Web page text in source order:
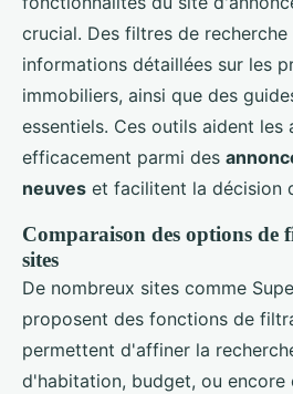
crucial. Des filtres de recherche
informations détaillées sur les
immobiliers, ainsi que des
essentiels. Ces outils aident les
efficacement parmi des
neuves et facilitent la décision
Comparaison des options de
sites
De nombreux sites comme
proposent des fonctions de
permettent d'affiner la
d'habitation, budget, ou encore